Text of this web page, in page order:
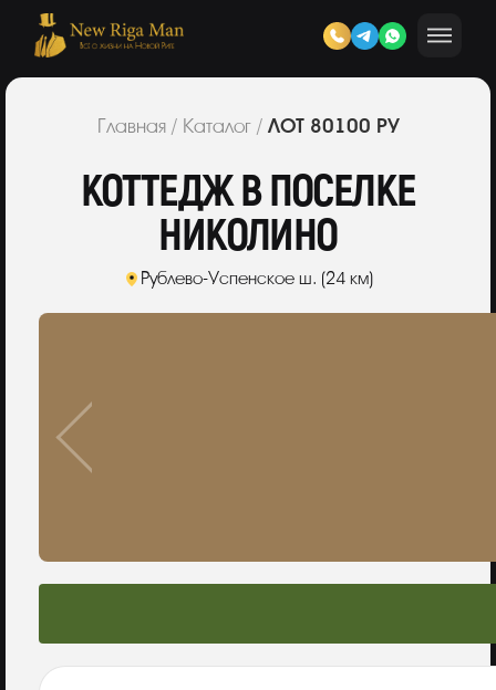
Главная/ Каталог/ ЛОТ 80100 РУ
КОТТЕДЖ В ПОСЕЛКЕ
НИКОЛИНО
Рублево-Успенское ш. (24 км)